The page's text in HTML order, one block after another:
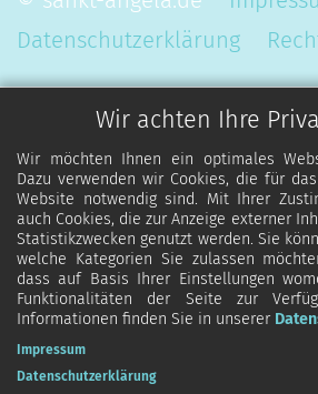
Wir achten Ihre
Wir möchten Ihnen ein optimales
Dazu verwenden wir Cookies, die für
Website notwendig sind. Mit Ihrer
auch Cookies, die zur Anzeige externer
Statistikzwecken genutzt werden. Sie
welche Kategorien Sie zulassen
dass auf Basis Ihrer Einstellungen
Funktionalitäten der Seite zur
Informationen finden Sie in unserer
Impressum
Datenschutzerklärung
Datenschutzerklärung